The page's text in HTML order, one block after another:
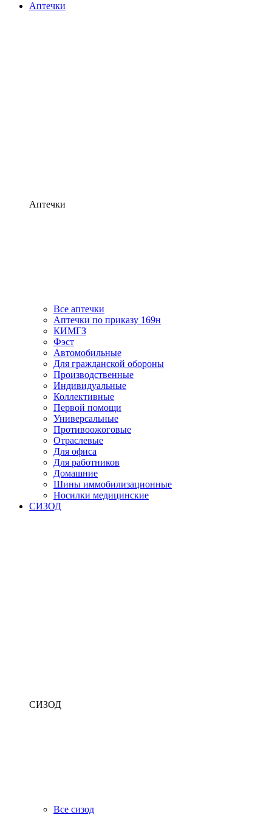
Аптечки
Аптечки
Все аптечки
Аптечки по приказу 169н
КИМГЗ
Фэст
Автомобильные
Для гражданской обороны
Производственные
Индивидуальные
Коллективные
Первой помощи
Универсальные
Противоожоговые
Отраслевые
Для офиса
Для работников
Домашние
Шины иммобилизационные
Носилки медицинские
СИЗОД
СИЗОД
Все сизод